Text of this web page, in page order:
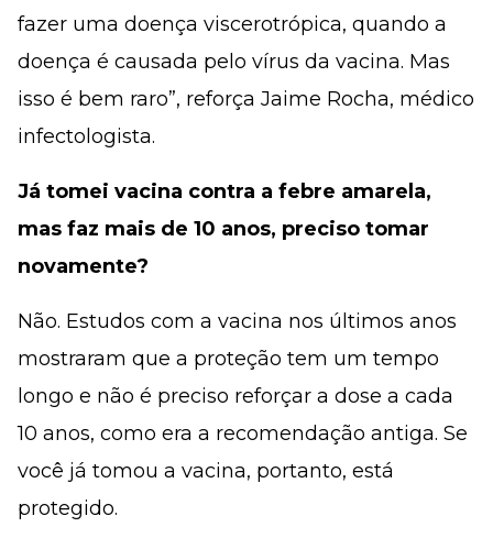
fazer uma doença viscerotrópica, quando a
doença é causada pelo vírus da vacina. Mas
isso é bem raro”, reforça Jaime Rocha, médico
infectologista.
Já tomei vacina contra a febre amarela,
mas faz mais de 10 anos, preciso tomar
novamente?
Não. Estudos com a vacina nos últimos anos
mostraram que a proteção tem um tempo
longo e não é preciso reforçar a dose a cada
10 anos, como era a recomendação antiga. Se
você já tomou a vacina, portanto, está
protegido.